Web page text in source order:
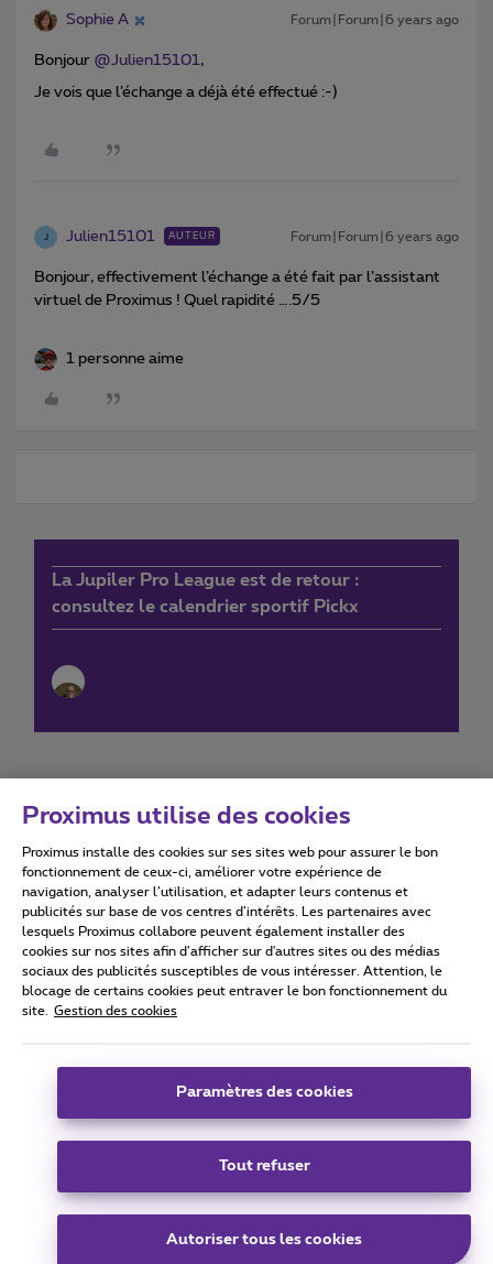
Sophie A Forum|Forum|6 years ago
Bonjour @Julien15101,
Je vois que l’échange a déjà été effectué :-)
Julien15101 AUTEUR Forum|Forum|6 years ago
Bonjour, effectivement l’échange a été fait par l’assistant
virtuel de Proximus ! Quel rapidité ….5/5
1 personne aime
La Jupiler Pro League est de retour :
consultez le calendrier sportif Pickx
Conditions d'utilisation Accessibility statement
Tous droits réservés. © 2026 Proximus
Conditions générales, info consommateur
Coordonnées de l’entreprise
Boulevard du Roi Albert II 27 - B-1030 Bruxelles.
Carrier & Wholesale Solutions
|Telindus
Proximus utilise des cookies
Proximus installe des cookies sur ses sites web pour assurer le bon
fonctionnement de ceux-ci, améliorer votre expérience de
navigation, analyser l’utilisation, et adapter leurs contenus et
publicités sur base de vos centres d’intérêts. Les partenaires avec
lesquels Proximus collabore peuvent également installer des
cookies sur nos sites afin d’afficher sur d'autres sites ou des médias
sociaux des publicités susceptibles de vous intéresser. Attention, le
blocage de certains cookies peut entraver le bon fonctionnement du
site.
Gestion des cookies
Paramètres des cookies
Tout refuser
Autoriser tous les cookies